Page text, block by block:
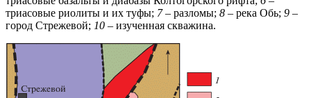
триасовые риолиты и их туфы; 7– разломы; 8 – река Обь; 9 –
город Стрежевой; 10 – изученная скважина.